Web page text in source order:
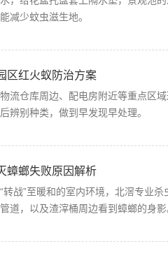
减少蚊虫滋生地。
区红火蚁防治方案
流仓库周边、配电房附近等重点区
辨别种类，做到早发现早处理。
蟑螂失败原因解析
转战”至暖和的室内环境，北滘专业
道，以及渣滓桶周边看到蟑螂的身影